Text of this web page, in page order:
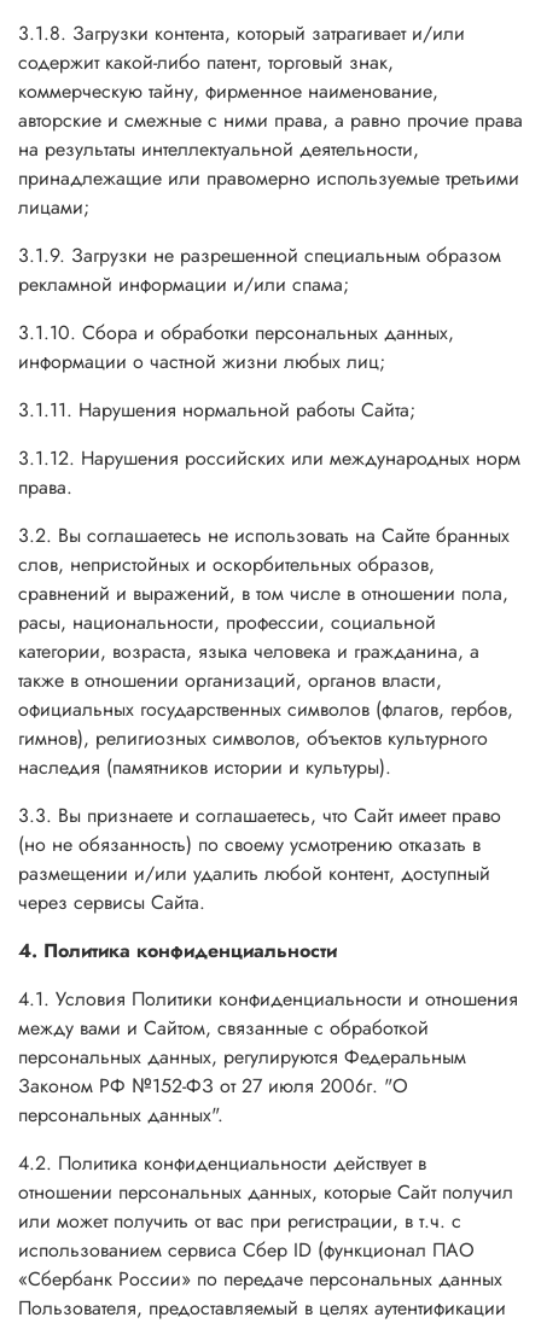
3.1.8. Загрузки контента, который затрагивает и/или
содержит какой-либо патент, торговый знак,
коммерческую тайну, фирменное наименование,
авторские и смежные с ними права, а равно прочие права
на результаты интеллектуальной деятельности,
принадлежащие или правомерно используемые третьими
лицами;
3.1.9. Загрузки не разрешенной специальным образом
рекламной информации и/или спама;
3.1.10. Сбора и обработки персональных данных,
информации о частной жизни любых лиц;
3.1.11. Нарушения нормальной работы Сайта;
3.1.12. Нарушения российских или международных норм
права.
3.2. Вы соглашаетесь не использовать на Сайте бранных
слов, непристойных и оскорбительных образов,
сравнений и выражений, в том числе в отношении пола,
расы, национальности, профессии, социальной
категории, возраста, языка человека и гражданина, а
также в отношении организаций, органов власти,
официальных государственных символов (флагов, гербов,
гимнов), религиозных символов, объектов культурного
наследия (памятников истории и культуры).
3.3. Вы признаете и соглашаетесь, что Сайт имеет право
(но не обязанность) по своему усмотрению отказать в
размещении и/или удалить любой контент, доступный
через сервисы Сайта.
4. Политика конфиденциальности
4.1. Условия Политики конфиденциальности и отношения
между вами и Сайтом, связанные с обработкой
персональных данных, регулируются Федеральным
Законом РФ №152-ФЗ от 27 июля 2006г. "О
персональных данных".
4.2. Политика конфиденциальности действует в
отношении персональных данных, которые Сайт получил
или может получить от вас при регистрации, в т.ч. с
использованием сервиса Сбер ID (функционал ПАО
«Сбербанк России» по передаче персональных данных
Пользователя, предоставляемый в целях аутентификации